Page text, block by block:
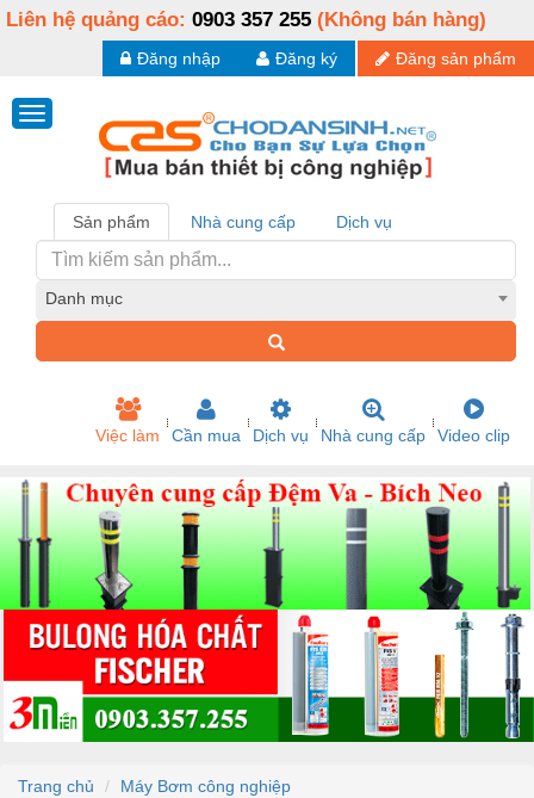
Liên hệ quảng cáo: 0903 357 255 (Không bán hàng)
Đăng sản phẩm
Đăng ký
Đăng nhập
Sản phẩm Nhà cung cấp Dịch vụ
Danh mục
Việc làm Cần mua Dịch vụ Nhà cung cấp Video clip
Trang chủ
Máy Bơm công nghiệp